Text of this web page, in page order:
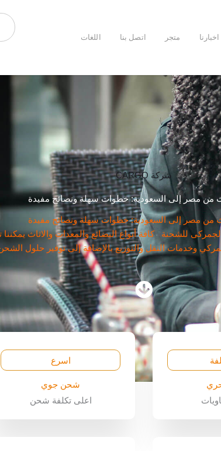
اخبارنا متجر اتصل بنا اللغات
شركة CARGO
من مصر إلى السعودية: خطوات سهلة ونصائح مفيدة
من مصر إلى السعودية: خطوات سهلة ونصائح مفيدة
للشحنة كافة أنواع البضائع والمعدات والاثاث
وخدمات النقل والتوزيع بالإضافة إلى توفير حلول
اسرع
شحن جوي
اعلى تكلفة شحن